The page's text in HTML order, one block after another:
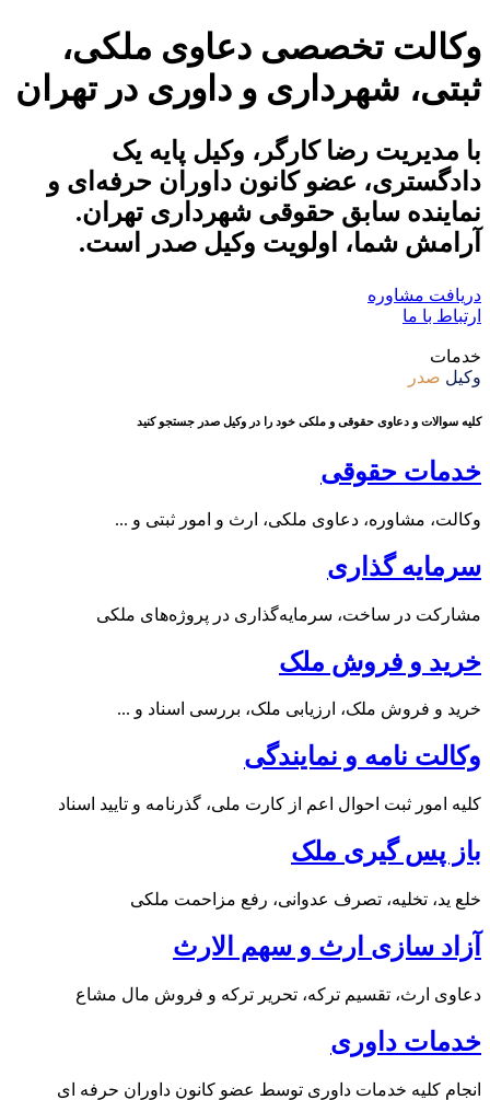
وکالت تخصصی دعاوی ملکی،
ثبتی، شهرداری و داوری در تهران
با مدیریت رضا کارگر، وکیل پایه یک
دادگستری، عضو کانون داوران حرفه‌ای و
نماینده سابق حقوقی شهرداری تهران.
آرامش شما، اولویت وکیل صدر است.
دریافت مشاوره
ارتباط با ما
خدمات
وکیل صدر
کلیه سوالات و دعاوی حقوقی و ملکی خود را در وکیل صدر جستجو کنید
خدمات حقوقی
وکالت، مشاوره، دعاوی ملکی، ارث و امور ثبتی و ...
سرمایه گذاری
مشارکت در ساخت، سرمایه‌گذاری در پروژه‌های ملکی
خرید و فروش ملک
خرید و فروش ملک، ارزیابی ملک، بررسی اسناد و ...
وکالت نامه و نمایندگی
کلیه امور ثبت احوال اعم از کارت ملی، گذرنامه و تایید اسناد
باز پس گیری ملک
خلع ید، تخلیه، تصرف عدوانی، رفع مزاحمت ملکی
آزاد سازی ارث و سهم الارث
دعاوی ارث، تقسیم ترکه، تحریر ترکه و فروش مال مشاع
خدمات داوری
انجام کلیه خدمات داوری توسط عضو کانون داوران حرفه ای